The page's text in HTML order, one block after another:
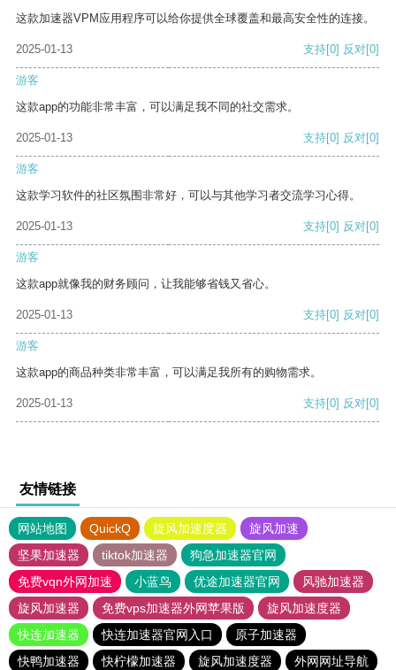
这款加速器VPM应用程序可以给你提供全球覆盖和最高安全性的连接。
2025-01-13 支持[0] 反对[0]
游客
这款app的功能非常丰富，可以满足我不同的社交需求。
2025-01-13 支持[0] 反对[0]
游客
这款学习软件的社区氛围非常好，可以与其他学习者交流学习心得。
2025-01-13 支持[0] 反对[0]
游客
这款app就像我的财务顾问，让我能够省钱又省心。
2025-01-13 支持[0] 反对[0]
游客
这款app的商品种类非常丰富，可以满足我所有的购物需求。
2025-01-13 支持[0] 反对[0]
友情链接
网站地图 QuickQ 旋风加速度器
旋风加速
坚果加速器
tiktok加速器
狗急加速器官网
免费vqn外网加速
小蓝鸟 优途加速器官网
风驰加速器
旋风加速器
免费vps加速器外网苹果版
旋风加速度器
快连加速器
快连加速器官网入口
原子加速器
快鸭加速器
快柠檬加速器 旋风加速度器
外网网址导航